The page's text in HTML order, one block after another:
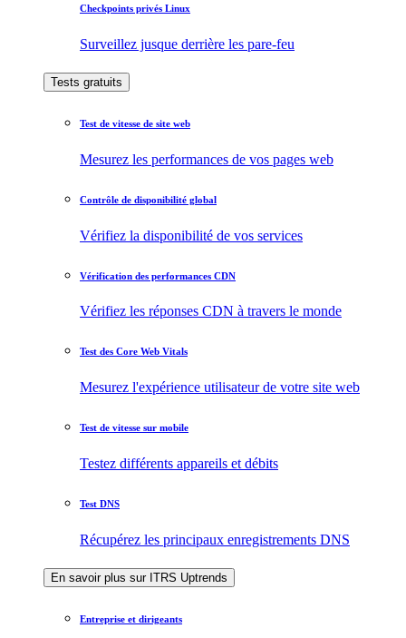
Checkpoints privés Linux
Surveillez jusque derrière les pare-feu
Tests gratuits
Test de vitesse de site web
Mesurez les performances de vos pages web
Contrôle de disponibilité global
Vérifiez la disponibilité de vos services
Vérification des performances CDN
Vérifiez les réponses CDN à travers le monde
Test des Core Web Vitals
Mesurez l'expérience utilisateur de votre site web
Test de vitesse sur mobile
Testez différents appareils et débits
Test DNS
Récupérez les principaux enregistrements DNS
En savoir plus sur ITRS Uptrends
Entreprise et dirigeants